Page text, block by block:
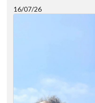
16/07/26